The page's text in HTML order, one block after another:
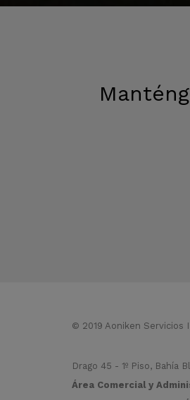
© 2019 Aoniken Servicios
Drago 45 - 1º Piso, Bahía
Área Comercial y